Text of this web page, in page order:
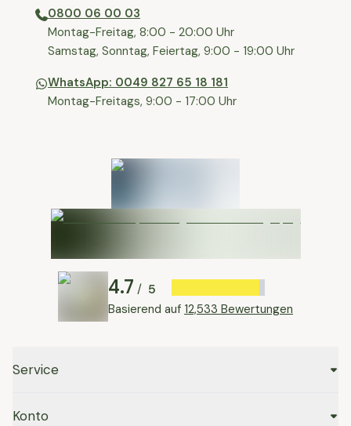
0800 06 00 03
⁠Montag-Freitag, 8:00 - 20:00 Uhr
⁠Samstag, Sonntag, Feiertag, 9:00 - 19:00 Uhr
WhatsApp: 0049 827 65 18 181
Montag-Freitags, 9:00 - 17:00 Uhr
4.7 / 5
Basierend auf 12,533 Bewertungen
Service
Konto